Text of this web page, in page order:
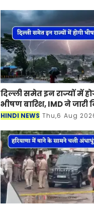
दिल्ली समेत इन राज्यों में
भीषण बारिश, IMD ने जारी
HINDI NEWS Thu,6 Aug